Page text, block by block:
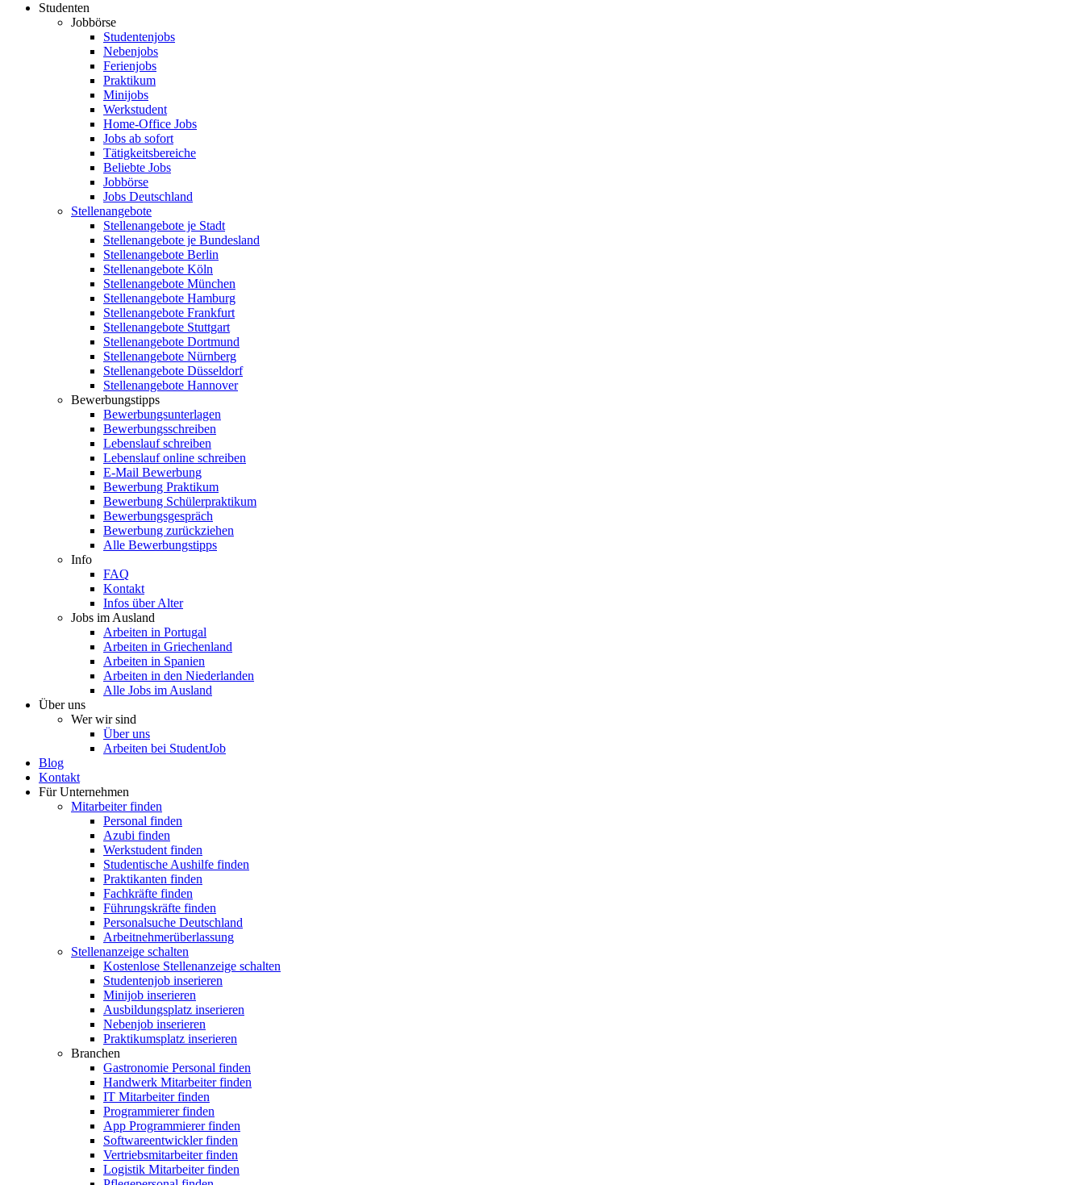
Studenten
Jobbörse
Studentenjobs
Nebenjobs
Ferienjobs
Praktikum
Minijobs
Werkstudent
Home-Office Jobs
Jobs ab sofort
Tätigkeitsbereiche
Beliebte Jobs
Jobbörse
Jobs Deutschland
Stellenangebote
Stellenangebote je Stadt
Stellenangebote je Bundesland
Stellenangebote Berlin
Stellenangebote Köln
Stellenangebote München
Stellenangebote Hamburg
Stellenangebote Frankfurt
Stellenangebote Stuttgart
Stellenangebote Dortmund
Stellenangebote Nürnberg
Stellenangebote Düsseldorf
Stellenangebote Hannover
Bewerbungstipps
Bewerbungsunterlagen
Bewerbungsschreiben
Lebenslauf schreiben
Lebenslauf online schreiben
E-Mail Bewerbung
Bewerbung Praktikum
Bewerbung Schülerpraktikum
Bewerbungsgespräch
Bewerbung zurückziehen
Alle Bewerbungstipps
Info
FAQ
Kontakt
Infos über Alter
Jobs im Ausland
Arbeiten in Portugal
Arbeiten in Griechenland
Arbeiten in Spanien
Arbeiten in den Niederlanden
Alle Jobs im Ausland
Über uns
Wer wir sind
Über uns
Arbeiten bei StudentJob
Blog
Kontakt
Für Unternehmen
Mitarbeiter finden
Personal finden
Azubi finden
Werkstudent finden
Studentische Aushilfe finden
Praktikanten finden
Fachkräfte finden
Führungskräfte finden
Personalsuche Deutschland
Arbeitnehmerüberlassung
Stellenanzeige schalten
Kostenlose Stellenanzeige schalten
Studentenjob inserieren
Minijob inserieren
Ausbildungsplatz inserieren
Nebenjob inserieren
Praktikumsplatz inserieren
Branchen
Gastronomie Personal finden
Handwerk Mitarbeiter finden
IT Mitarbeiter finden
Programmierer finden
App Programmierer finden
Softwareentwickler finden
Vertriebsmitarbeiter finden
Logistik Mitarbeiter finden